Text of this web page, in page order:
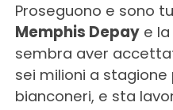
Proseguono e sono
Memphis Depaye la
sembra aver
sei milioni a
bianconeri, e sta